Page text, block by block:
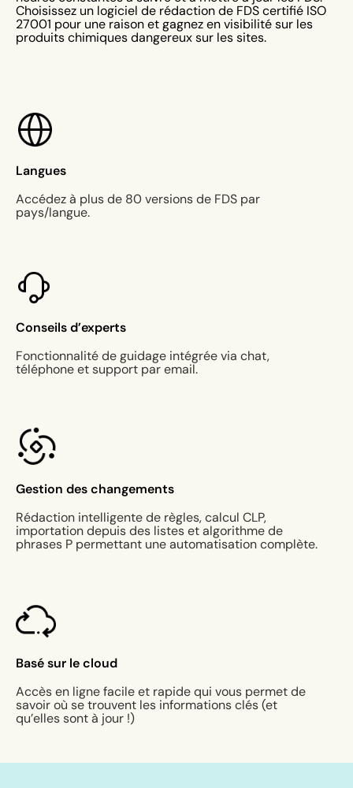
Choisissez un logiciel de rédaction de FDS certifié ISO
27001 pour une raison et gagnez en visibilité sur les
produits chimiques dangereux sur les sites.
Langues
Accédez à plus de 80 versions de FDS par
pays/langue.
Conseils d’experts
Fonctionnalité de guidage intégrée via chat,
téléphone et support par email.
Gestion des changements
Rédaction intelligente de règles, calcul CLP,
importation depuis des listes et algorithme de
phrases P permettant une automatisation complète.
Basé sur le cloud
Accès en ligne facile et rapide qui vous permet de
savoir où se trouvent les informations clés (et
qu’elles sont à jour !)